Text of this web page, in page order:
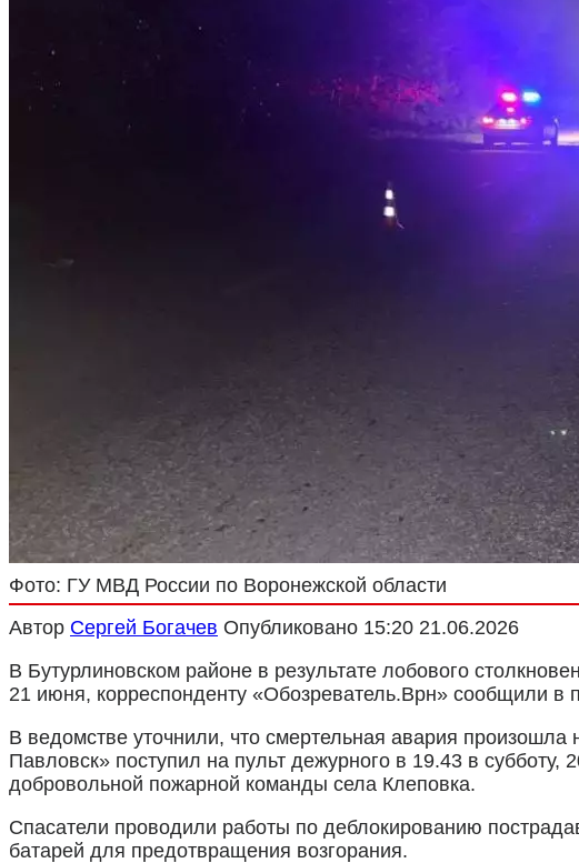
Черноземье
Россия
Фото: ГУ МВД России по Воронежской области
Автор Сергей Богачев Опубликовано 15:20 21.06.2026
В Бутурлиновском районе в результате лобового
21 июня, корреспонденту «Обозреватель.Врн» сообщили
В ведомстве уточнили, что смертельная авария
Павловск» поступил на пульт дежурного в 19.43 в
добровольной пожарной команды села Клеповка.
Спасатели проводили работы по деблокированию
батарей для предотвращения возгорания.